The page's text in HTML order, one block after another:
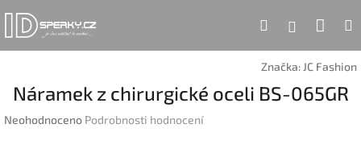
obsah
Hledat
Značka: JC Fashion
Náramek z chirurgické oceli BS-065GR
Průměrné
Neohodnoceno Podrobnosti hodnocení